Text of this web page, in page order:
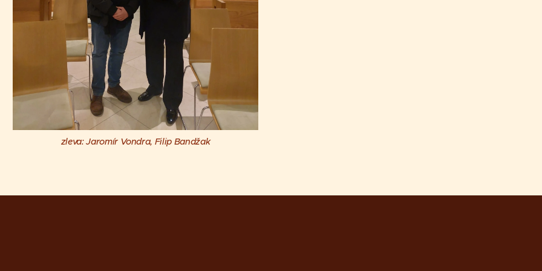
zleva: Jaromír Vondra, Filip Bandžak